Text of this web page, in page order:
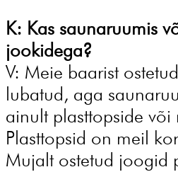
K: Kas saunaruumis
jookidega?
V: Meie baarist
lubatud, aga
ainult plasttopside
Plasttopsid on meil
Mujalt ostetud joogid